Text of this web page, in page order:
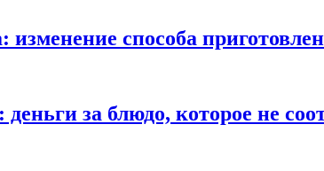
способа
за блюдо, которое не